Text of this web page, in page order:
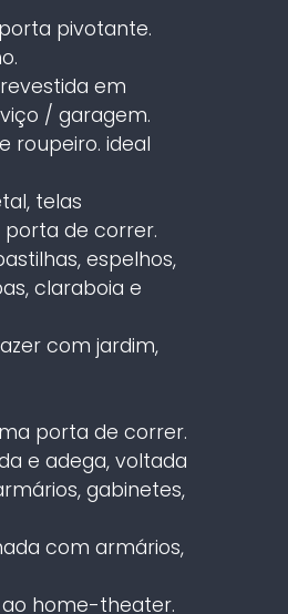
pivotante.
em
/ garagem.
roupeiro. ideal
telas
porta de correr.
espelhos,
claraboia e
com jardim,
porta de correr.
e adega, voltada
gabinetes,
com armários,
home-theater.